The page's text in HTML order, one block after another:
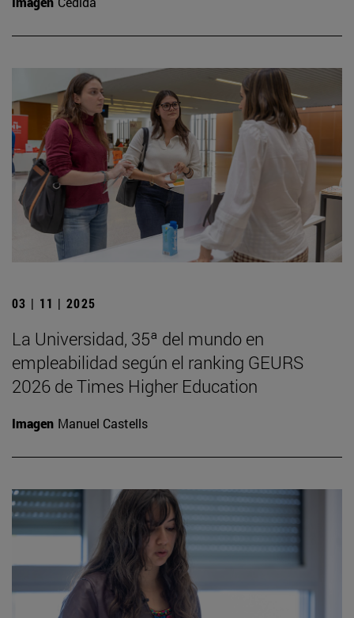
03 | 11 | 2025
La Universidad, 35ª del mundo en
empleabilidad según el ranking GEURS
2026 de Times Higher Education
Imagen Manuel Castells